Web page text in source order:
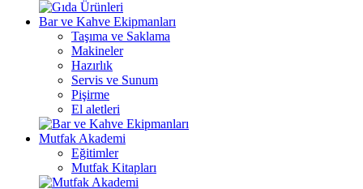
Bar ve Kahve Ekipmanları
Taşıma ve Saklama
Makineler
Hazırlık
Servis ve Sunum
Pişirme
El aletleri
Mutfak Akademi
Eğitimler
Mutfak Kitapları